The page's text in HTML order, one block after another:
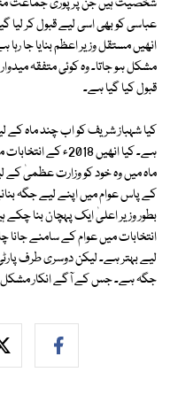
عباسی کو بھی اسی لیے قبول کر لیا
انھیں مستقل وزیر اعظم بنایا جا
مشکل ہو جاتا۔ وہ کوئی متفقہ
قبول کیا گیا ہے۔
کیا شہباز شریف کو اب چند ماہ کے
ہے۔ کیا انھیں
ماہ میں وہ خود کو وزارت عظمیٰ کے
کے پاس عوام میں اپنے لیے جگہ
بطور وزیر اعلیٰ ایک پہچان بنا
انتخابات میں عوام کے سامنے جانا
لیے بہتر ہے۔ لیکن دوسری طرف
جگہ ہے۔ جس کے آگے انکار